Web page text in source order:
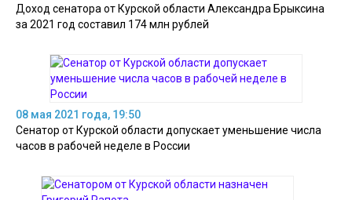
Доход сенатора от Курской области Александра Брыксина
за 2021 год составил 174 млн рублей
08 мая 2021 года, 19:50
Сенатор от Курской области допускает уменьшение числа
часов в рабочей неделе в России